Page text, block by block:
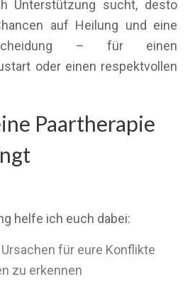
Unterstützung sucht, desto
auf Heilung und eine
– für einen
oder einen respektvollen
Paartherapie
helfe ich euch dabei:
für eure Konflikte
zu erkennen